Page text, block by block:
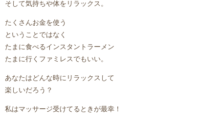
そして気持ちや体をリラックス。
たくさんお金を使う
ということではなく
たまに食べるインスタントラーメン
たまに行くファミレスでもいい。
あなたはどんな時にリラックスして
楽しいだろう？
私はマッサージ受けてるときが最幸！